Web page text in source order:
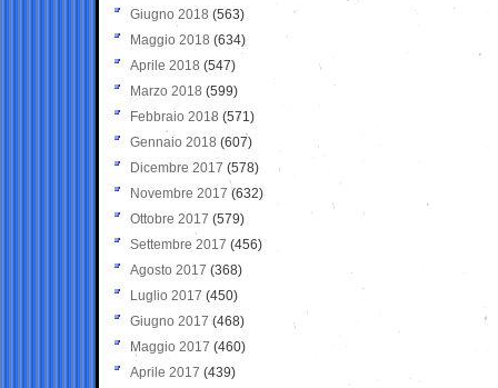
Giugno 2018 (563)
Maggio 2018 (634)
Aprile 2018 (547)
Marzo 2018 (599)
Febbraio 2018 (571)
Gennaio 2018 (607)
Dicembre 2017 (578)
Novembre 2017 (632)
Ottobre 2017 (579)
Settembre 2017 (456)
Agosto 2017 (368)
Luglio 2017 (450)
Giugno 2017 (468)
Maggio 2017 (460)
Aprile 2017 (439)